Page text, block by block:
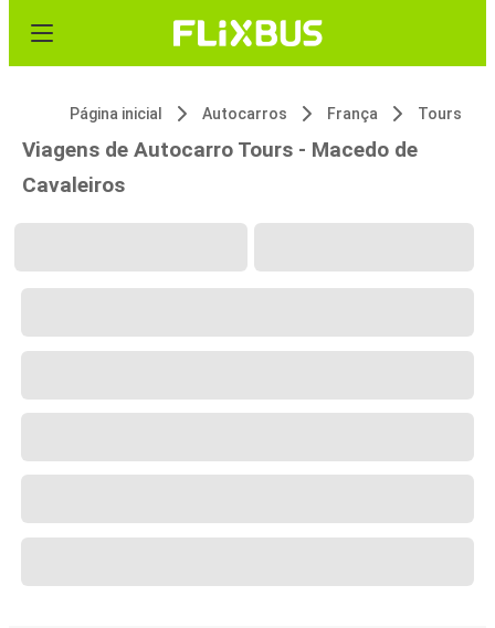
Página inicial Autocarros França Tours
Viagens de Autocarro Tours - Macedo de
Cavaleiros